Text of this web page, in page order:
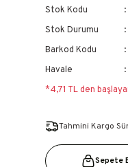
Stok Kodu
Stok Durumu
Barkod Kodu
Havale
*4,71 TL den
Tahmini Kargo
Sepete